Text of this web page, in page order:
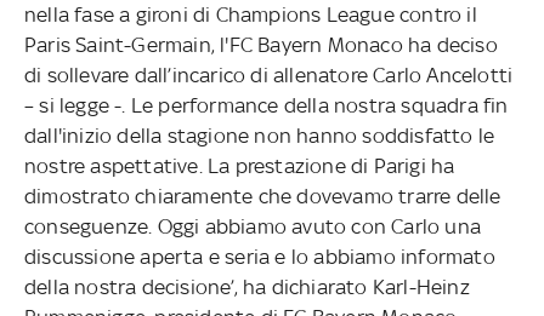
nella fase a gironi di Champions League contro il
Paris Saint-Germain, l'FC Bayern Monaco ha deciso
di sollevare dall’incarico di allenatore Carlo Ancelotti
– si legge -. Le performance della nostra squadra fin
dall'inizio della stagione non hanno soddisfatto le
nostre aspettative. La prestazione di Parigi ha
dimostrato chiaramente che dovevamo trarre delle
conseguenze. Oggi abbiamo avuto con Carlo una
discussione aperta e seria e lo abbiamo informato
della nostra decisione’, ha dichiarato Karl-Heinz